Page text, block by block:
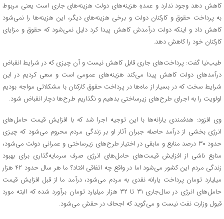
کاهش دهد وجود ندارد و عمدهِ هزینه‌های دولت هزینه‌های جاری است یعنی مربوط
به پرداخت حقوق و کارکنان دولت و برخی هزینه‌های دیگر، این هزینه‌ها را نمی‌شود
کاهش داد و اینکه دولت درآمدش کاهش پیدا کرد دلیل نمی‌شود که حقوق و مزایای
کارکنان خود را کاهش دهد.
طیب‌نیا گفت: پرداخت‌های جاری قابل کاهش نیست و آن چیزی که در شرایط انقباض
درآمدهای دولت کاهش پیدا می‌کند هزینه‌های عمومی است و سعی کردیم در این
شرایط سخت که در بسیار از ماه‌ها در پرداخت حقوق کارکنان با مشکلاتی مواجه بودیم
اولویت را به اجرای طرح‌های زیرساختی بدهیم و نگذاریم طرح‌ها دچار انقباض شود.
وی افزود: هدفمندی یارانه‌ها با این توجیه اجرا شد که با افزایش قیمت حامل‌های
انرژی بخشی از درآمد حاصله جبران آثار او بر زندگی مردم محروم می‌شود که چیزی
حدود ۳۰ درصد منابع و مابقی در اختیار طرح‌های زیرساختی و عمرانی دولت می‌شود،
منابع ناشی از افزایش قیمت‌های حامل‌های انرژی صرف سرمایه‌گذاری برای بهبود
زندگی مردم این کشور می‌شود اما در واقع چه اتفاقی افتاد؟ ما هر سال حدود ۴۲ هزار
میلیارد تومان پرداخت یارانه نقدی به مردم می‌شود، درآمد ما از قبل افزایش قیمت
حامل‌های انرژی در سال‌جاری ۳۱ تا ۳۲ هزار میلیارد تومان برآورد شده که البته مورد
قبول وزارت نفت نیست و می‌گوید که اجحاف در حقش می‌شود.